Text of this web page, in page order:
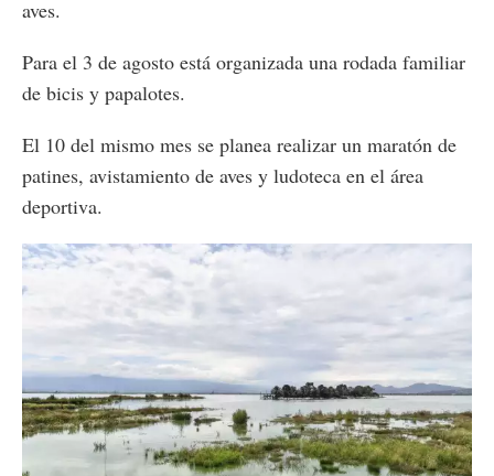
aves.
Para el 3 de agosto está organizada una rodada familiar
de bicis y papalotes.
El 10 del mismo mes se planea realizar un maratón de
patines, avistamiento de aves y ludoteca en el área
deportiva.